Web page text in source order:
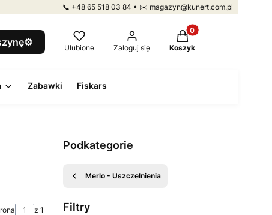
📞 +48 65 518 03 84 • ✉️ magazyn@kunert.com.pl
Ulubione Zaloguj się
Produkty w koszyku:
Koszyk
Zabawki Fiskars
z 1
Podkategorie
Merlo - Uszczelnienia
Filtry